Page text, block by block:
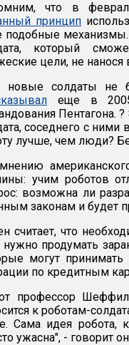
что в
принцип
подобные механизмы.
который
цели, не
новые солдаты не
еще в 2005
Пентагона.
соседнего с ними
лучше, чем люди?
учим роботов
возможна ли
законам и будет
считает, что
нужно продумать
могут
по кредитным
профессор
к роботам-
Сама идея робота,
ужасна", - говорит